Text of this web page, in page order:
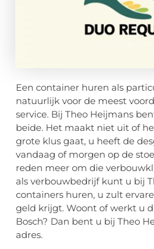
Een container huren als
natuurlijk voor de meest
service. Bij Theo Heijmans
beide. Het maakt niet uit of
grote klus gaat, u heeft de
vandaag of morgen op de
reden meer om die
als verbouwbedrijf kunt u bij
containers huren, u zult
geld krijgt. Woont of werkt u
Bosch? Dan bent u bij Theo
adres.